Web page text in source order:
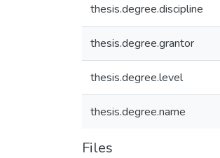
thesis.degree.discipline
thesis.degree.grantor
thesis.degree.level
thesis.degree.name
Files